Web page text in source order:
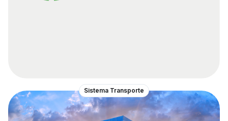
Sistema Transporte